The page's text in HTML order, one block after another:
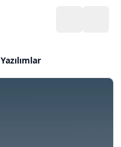
Yazılımlar